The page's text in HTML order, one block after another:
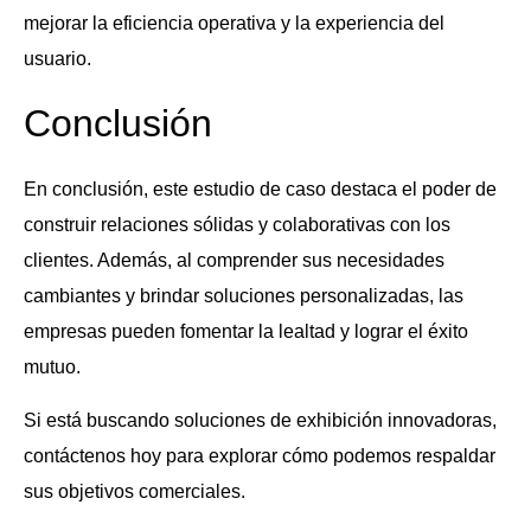
mejorar la eficiencia operativa y la experiencia del
usuario.
Conclusión
En conclusión, este estudio de caso destaca el poder de
construir relaciones sólidas y colaborativas con los
clientes. Además, al comprender sus necesidades
cambiantes y brindar soluciones personalizadas, las
empresas pueden fomentar la lealtad y lograr el éxito
mutuo.
Si está buscando soluciones de exhibición innovadoras,
contáctenos hoy para explorar cómo podemos respaldar
sus objetivos comerciales.